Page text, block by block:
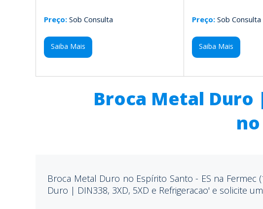
Preço: Sob Consulta
Saiba Mais
Preço: Sob Consulta
Saiba Mais
Broca Metal Duro
Broca Metal Duro no Espírito Santo - ES na
Duro | DIN338, 3XD, 5XD e Refrigeracao' e solicite